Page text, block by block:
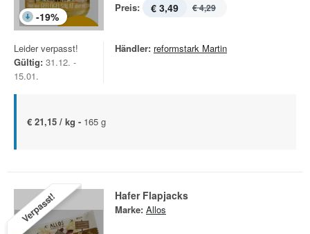
-19%
Preis: € 3,49 € 4,29
Leider verpasst!
Gültig: 31.12. -
15.01.
Händler: reformstark Martin
€ 21,15 / kg - 165 g
Verpasst! Hafer Flapjacks
Marke: Allos